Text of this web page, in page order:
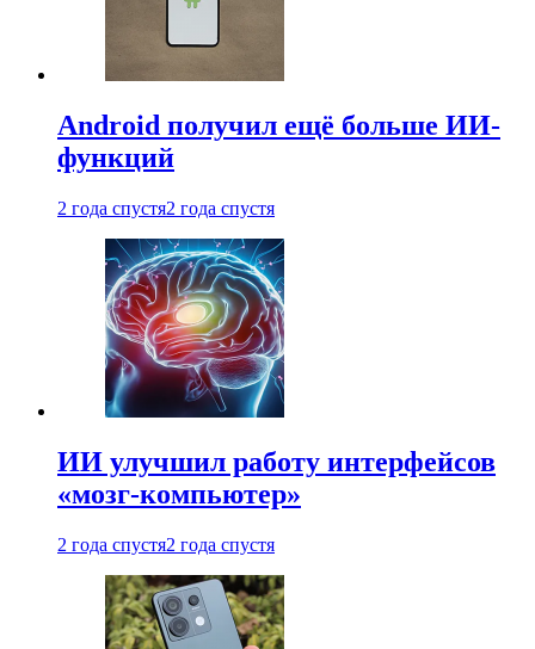
Android получил ещё больше ИИ-
функций
2 года спустя2 года спустя
ИИ улучшил работу интерфейсов
«мозг-компьютер»
2 года спустя2 года спустя